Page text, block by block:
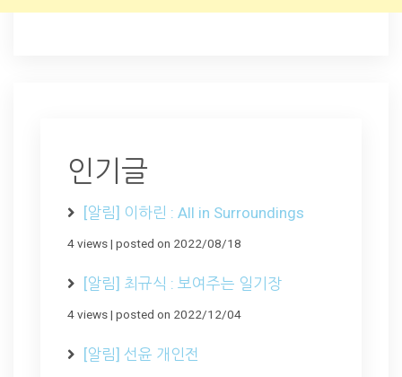
인기글
[알림] 이하린 : All in Surroundings
4 views| posted on 2022/08/18
[알림] 최규식 : 보여주는 일기장
4 views| posted on 2022/12/04
[알림] 선윤 개인전